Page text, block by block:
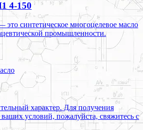
4-150
синтетическое многоцелевое масло
промышленности.
характер. Для получения
условий, пожалуйста, свяжитесь с